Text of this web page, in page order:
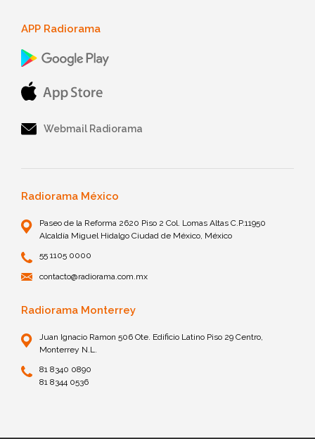
APP Radiorama
Webmail Radiorama
Radiorama México
Paseo de la Reforma 2620 Piso 2 Col. Lomas Altas C.P.11950
Alcaldía Miguel Hidalgo Ciudad de México, México
55 1105 0000
contacto@radiorama.com.mx
Radiorama Monterrey
Juan Ignacio Ramon 506 Ote. Edificio Latino Piso 29 Centro,
Monterrey N.L.
81 8340 0890
81 8344 0536